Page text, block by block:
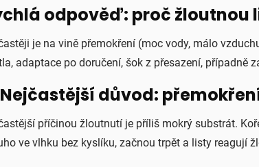
odpověď: proč žloutnou
je na vině přemokření (moc vody, málo
adaptace po doručení, šok z přesazení, případně
Nejčastější důvod:
příčinou žloutnutí je příliš mokrý substrát.
ve vlhku bez kyslíku, začnou trpět a listy reagují